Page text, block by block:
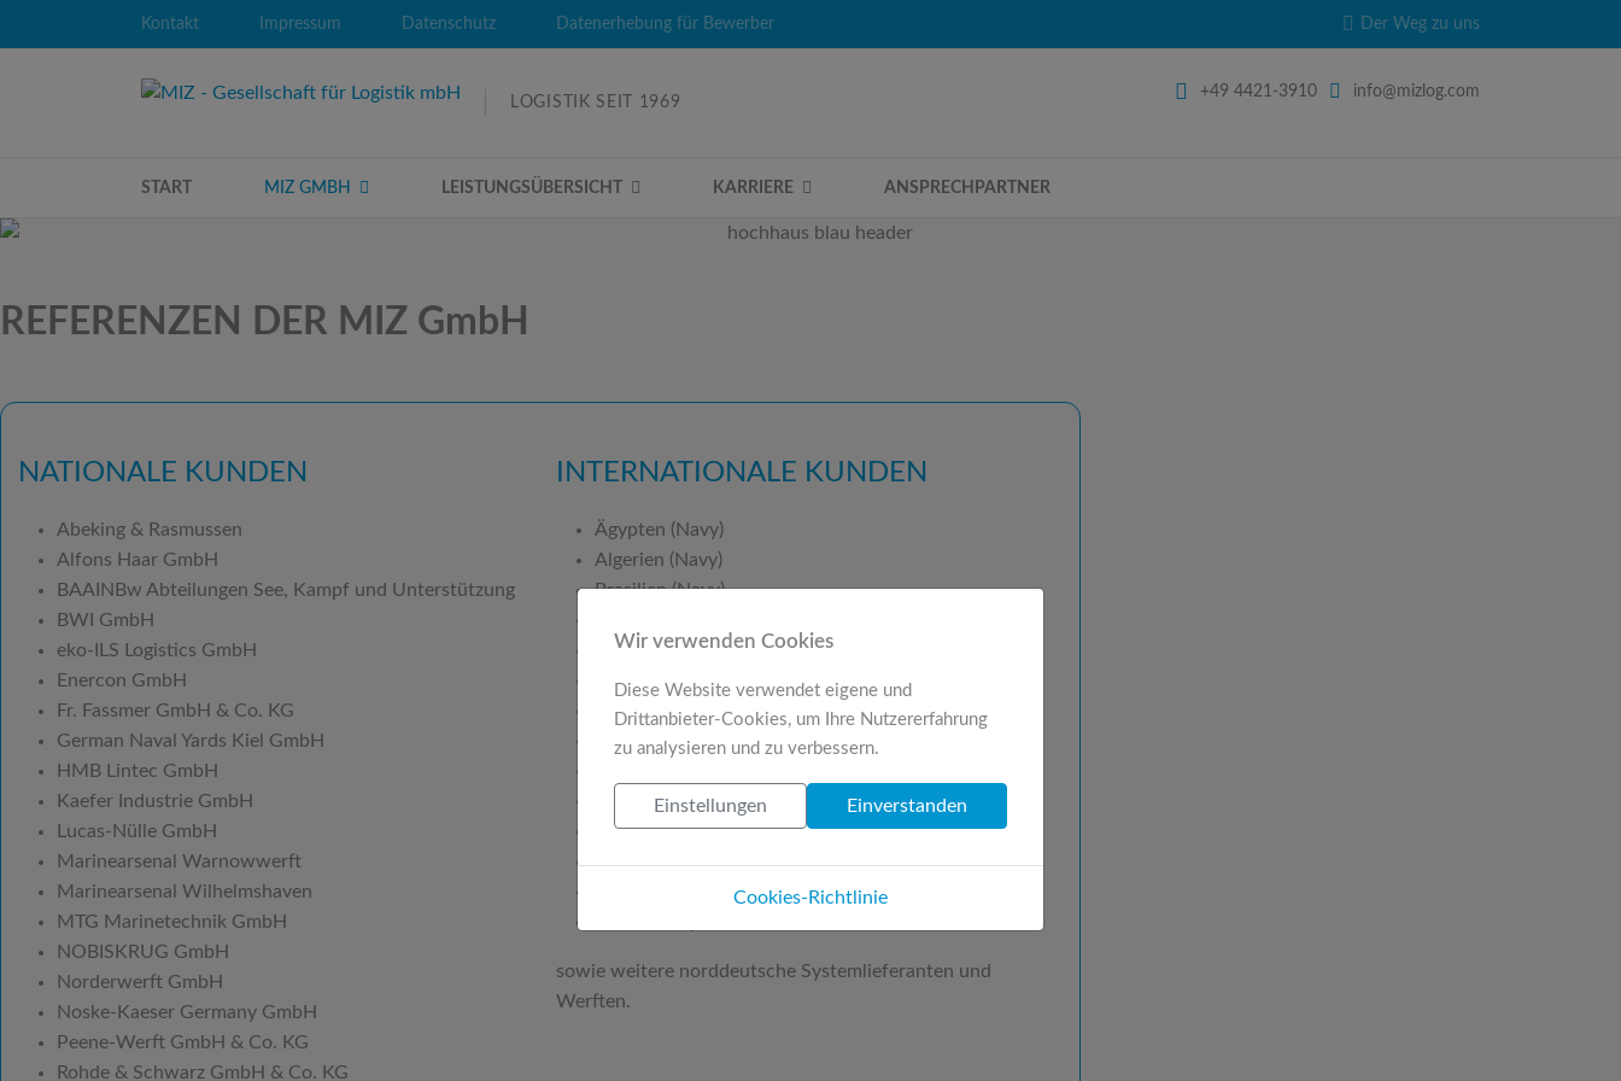
Kontakt Impressum Datenschutz Datenerhebung für Bewerber Der Weg zu uns
LOGISTIK SEIT 1969
+49 4421-3910 info@mizlog.com
START MIZ GMBH LEISTUNGSÜBERSICHT KARRIERE ANSPRECHPARTNER
REFERENZEN DER MIZ GmbH
NATIONALE KUNDEN
Abeking & Rasmussen
Alfons Haar GmbH
BAAINBw Abteilungen See, Kampf und Unterstützung
BWI GmbH
eko-ILS Logistics GmbH
Enercon GmbH
Fr. Fassmer GmbH & Co. KG
German Naval Yards Kiel GmbH
HMB Lintec GmbH
Kaefer Industrie GmbH
Lucas-Nülle GmbH
Marinearsenal Warnowwerft
Marinearsenal Wilhelmshaven
MTG Marinetechnik GmbH
NOBISKRUG GmbH
Norderwerft GmbH
Noske-Kaeser Germany GmbH
Peene-Werft GmbH & Co. KG
Rohde & Schwarz GmbH & Co. KG
INTERNATIONALE KUNDEN
Ägypten (Navy)
Algerien (Navy)
Brasilien (Navy)
Dänemark (Marinelogistik)
Indonesien (Navy)
Italien (Marinelogistik)
Niederlande (Marinelogistik)
Portugal (Marinelogistik)
Spanien (Marinelogistik)
Singapur (Marinelogistik)
sowie weitere norddeutsche Systemlieferanten und
Werften.
Wir verwenden Cookies
Diese Website verwendet eigene und
Drittanbieter-Cookies, um Ihre Nutzererfahrung
zu analysieren und zu verbessern.
Einstellungen Einverstanden
Cookies-Richtlinie